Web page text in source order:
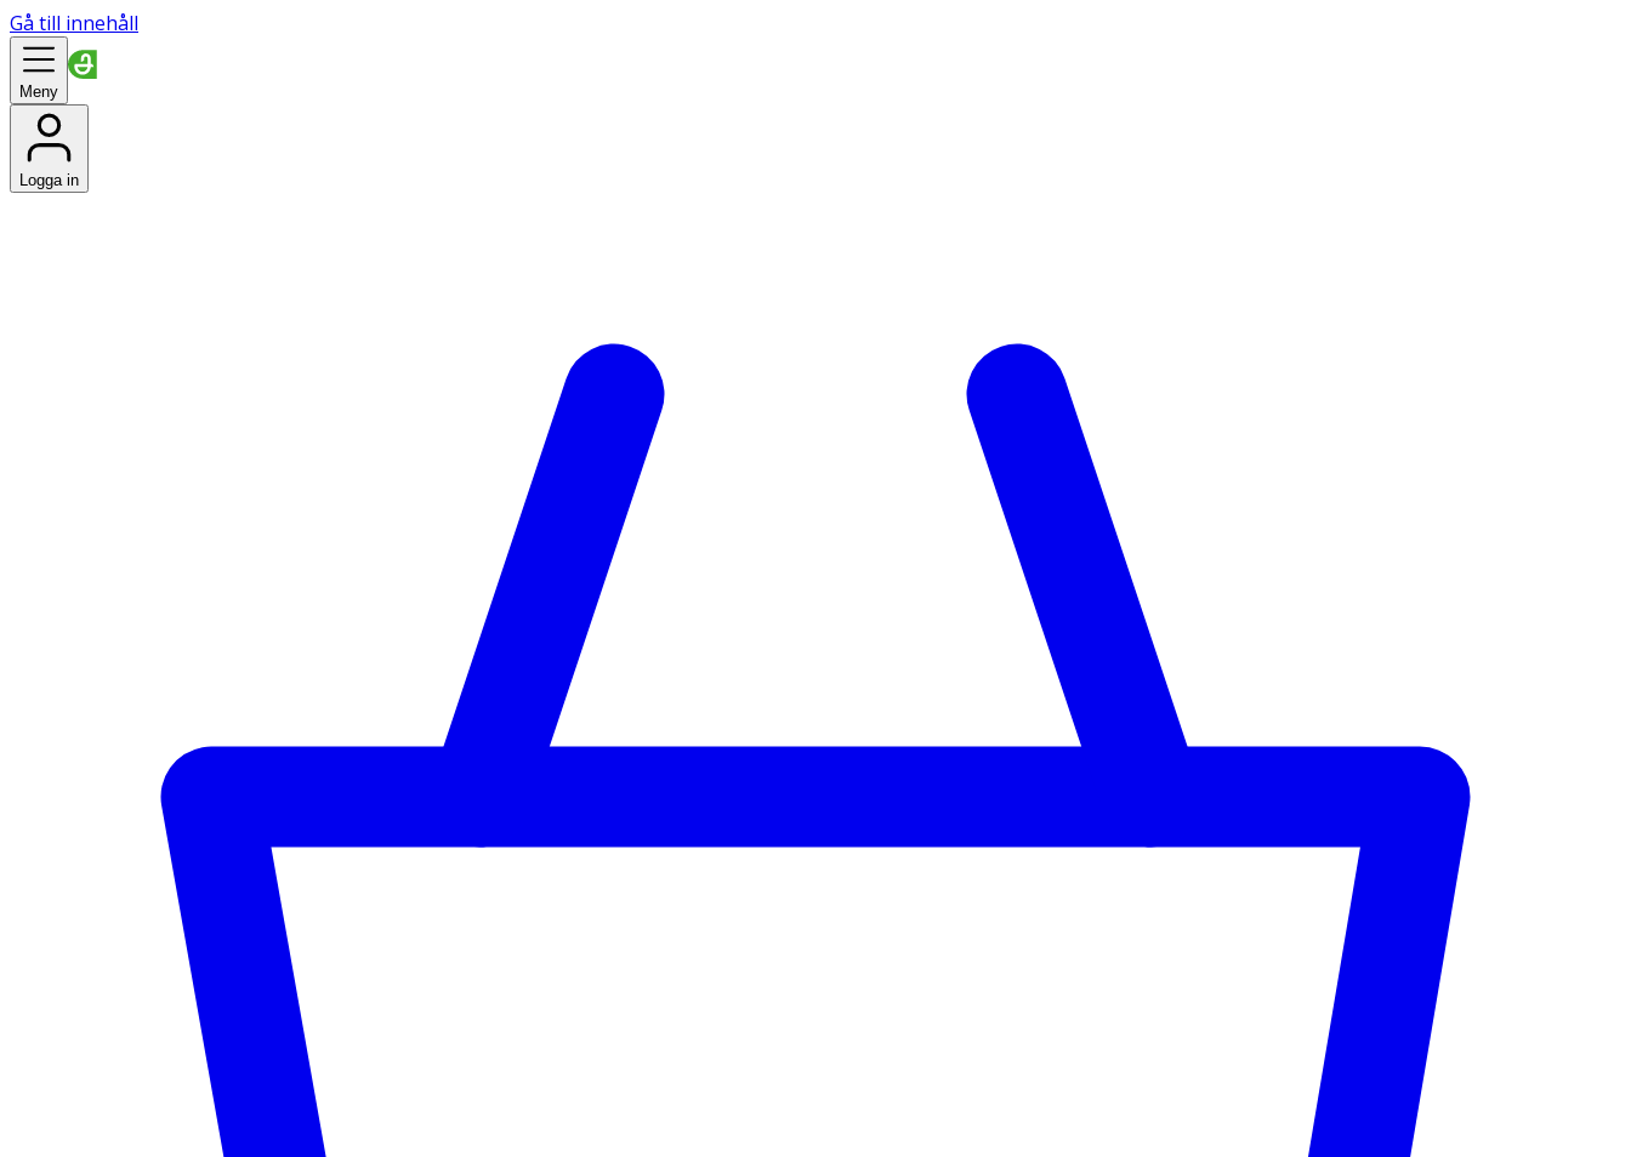
Gå till innehåll
Meny
Logga in